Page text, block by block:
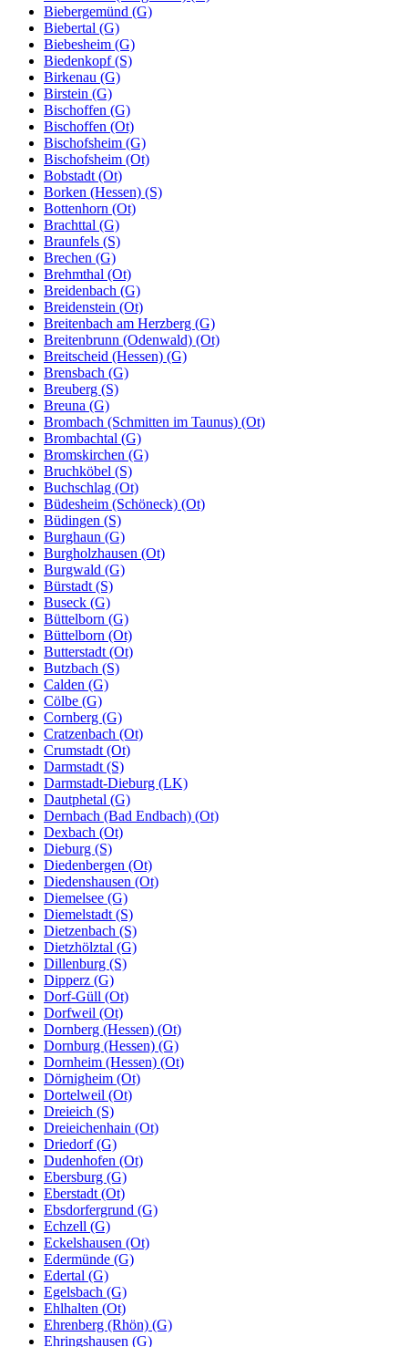
Biebergemünd (G)
Biebertal (G)
Biebesheim (G)
Biedenkopf (S)
Birkenau (G)
Birstein (G)
Bischoffen (G)
Bischoffen (Ot)
Bischofsheim (G)
Bischofsheim (Ot)
Bobstadt (Ot)
Borken (Hessen) (S)
Bottenhorn (Ot)
Brachttal (G)
Braunfels (S)
Brechen (G)
Brehmthal (Ot)
Breidenbach (G)
Breidenstein (Ot)
Breitenbach am Herzberg (G)
Breitenbrunn (Odenwald) (Ot)
Breitscheid (Hessen) (G)
Brensbach (G)
Breuberg (S)
Breuna (G)
Brombach (Schmitten im Taunus) (Ot)
Brombachtal (G)
Bromskirchen (G)
Bruchköbel (S)
Buchschlag (Ot)
Büdesheim (Schöneck) (Ot)
Büdingen (S)
Burghaun (G)
Burgholzhausen (Ot)
Burgwald (G)
Bürstadt (S)
Buseck (G)
Büttelborn (G)
Büttelborn (Ot)
Butterstadt (Ot)
Butzbach (S)
Calden (G)
Cölbe (G)
Cornberg (G)
Cratzenbach (Ot)
Crumstadt (Ot)
Darmstadt (S)
Darmstadt-Dieburg (LK)
Dautphetal (G)
Dernbach (Bad Endbach) (Ot)
Dexbach (Ot)
Dieburg (S)
Diedenbergen (Ot)
Diedenshausen (Ot)
Diemelsee (G)
Diemelstadt (S)
Dietzenbach (S)
Dietzhölztal (G)
Dillenburg (S)
Dipperz (G)
Dorf-Güll (Ot)
Dorfweil (Ot)
Dornberg (Hessen) (Ot)
Dornburg (Hessen) (G)
Dornheim (Hessen) (Ot)
Dörnigheim (Ot)
Dortelweil (Ot)
Dreieich (S)
Dreieichenhain (Ot)
Driedorf (G)
Dudenhofen (Ot)
Ebersburg (G)
Eberstadt (Ot)
Ebsdorfergrund (G)
Echzell (G)
Eckelshausen (Ot)
Edermünde (G)
Edertal (G)
Egelsbach (G)
Ehlhalten (Ot)
Ehrenberg (Rhön) (G)
Ehringshausen (G)